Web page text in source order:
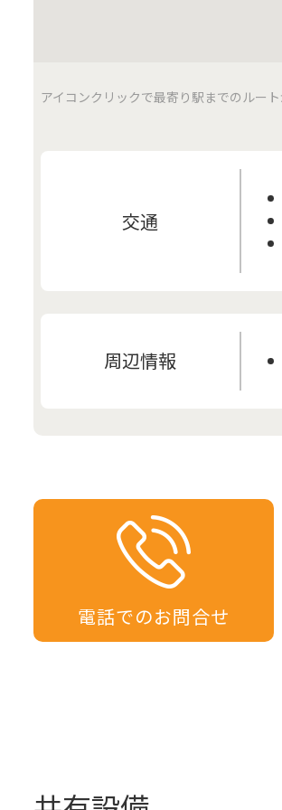
アイコンクリックで最寄り駅までのルート
交通
周辺情報
電話でのお問合せ